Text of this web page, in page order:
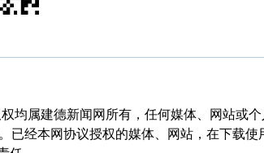
均属建德新闻网所有，任何媒体、网站或个
已经本网协议授权的媒体、网站，在下载使